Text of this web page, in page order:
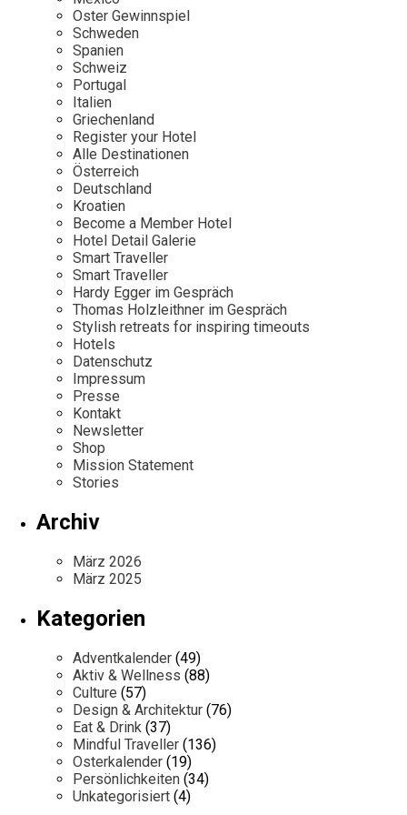
Mexico
Niederlande
Österreich
Portugal
Schweden
Spanien
Schweiz
Persönlichkeiten
Our Story
Career
Kontakt
Impressum
Oster Gewinnspiel
Schweden
Spanien
Schweiz
Portugal
Italien
Griechenland
Register your Hotel
Alle Destinationen
Österreich
Deutschland
Kroatien
Become a Member Hotel
Hotel Detail Galerie
Smart Traveller
Smart Traveller
Hardy Egger im Gespräch
Thomas Holzleithner im Gespräch
Stylish retreats for inspiring timeouts
Hotels
Datenschutz
Impressum
Presse
Kontakt
Newsletter
Shop
Mission Statement
Stories
Archiv
März 2026
März 2025
Kategorien
Adventkalender (49)
Aktiv & Wellness (88)
Culture (57)
Design & Architektur (76)
Eat & Drink (37)
Mindful Traveller (136)
Osterkalender (19)
Persönlichkeiten (34)
Unkategorisiert (4)